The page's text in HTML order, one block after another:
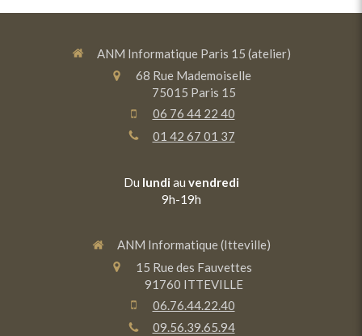
ANM Informatique Paris 15 (atelier)
68 Rue Mademoiselle
75015 Paris 15
06 76 44 22 40
01 42 67 01 37
Du lundi au vendredi
9h-19h
ANM Informatique (Itteville)
15 Rue des Fauvettes
91760 ITTEVILLE
06.76.44.22.40
09.56.39.65.94